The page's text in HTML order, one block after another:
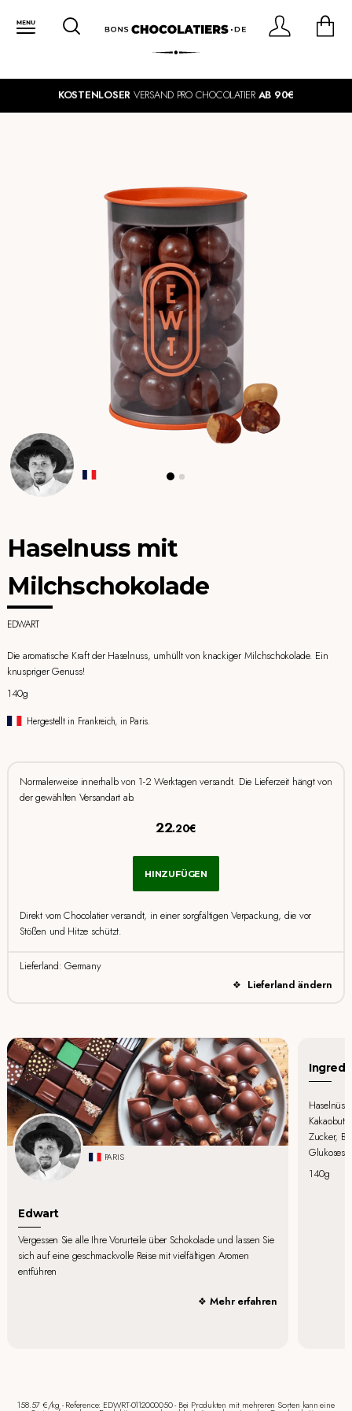
KOSTENLOSER VERSAND PRO CHOCOLATIER AB 90€
Haselnuss mit
Milchschokolade
EDWART
Die aromatische Kraft der Haselnuss, umhüllt von knackiger Milchschokolade. Ein
knuspriger Genuss!
140g
Hergestellt in Frankreich, in Paris.
Normalerweise innerhalb von 1-2 Werktagen versandt. Die Lieferzeit hängt von
der gewählten Versandart ab.
22.20€
HINZUFÜGEN
Direkt vom Chocolatier versandt, in einer sorgfältigen Verpackung, die vor
Stößen und Hitze schützt.
Lieferland: Germany
Lieferland ändern
PARIS
Edwart
Vergessen Sie alle Ihre Vorurteile über Schokolade und lassen Sie
sich auf eine geschmackvolle Reise mit vielfältigen Aromen
entführen
Mehr erfahren
Zucker,
140g
158.57 €/kg - Reference: EDWRT-0112000050 - Bei Produkten mit mehreren Sorten kann eine